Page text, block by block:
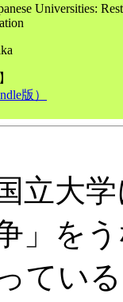
Universities:
版）
立大
」を
てい